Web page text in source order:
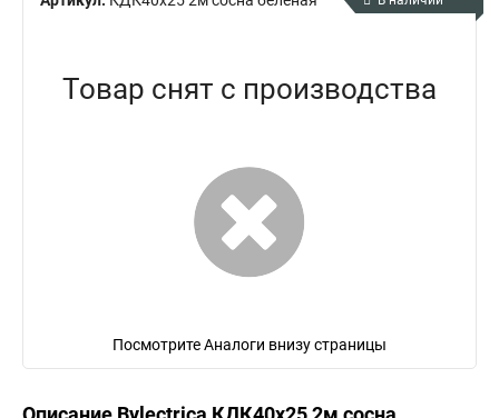
Товар снят с производства
Посмотрите Аналоги внизу страницы